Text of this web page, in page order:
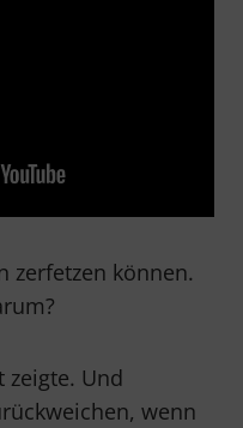
zerfetzen können.
zeigte. Und
wenn